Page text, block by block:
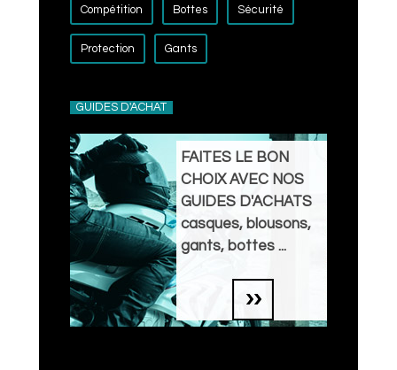
Compétition Bottes Sécurité
Protection Gants
GUIDES D'ACHAT
FAITES LE BON
CHOIX AVEC NOS
GUIDES D'ACHATS
casques, blousons,
gants, bottes ...